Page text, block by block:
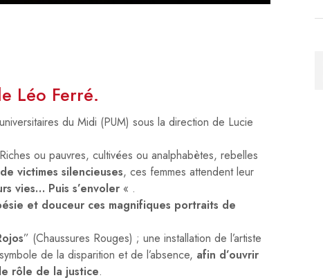
Léo Ferré.
du Midi (PUM) sous la direction de Lucie
ou pauvres, cultivées ou analphabètes, rebelles
victimes silencieuses, ces femmes attendent leur
vies… Puis s’envoler « .
et douceur ces magnifiques portraits de
” (Chaussures Rouges) ; une installation de l’artiste
de la disparition et de l’absence, afin d’ouvrir
rôle de la justice.